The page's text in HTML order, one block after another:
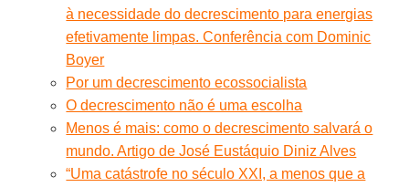
à necessidade do decrescimento para energias
efetivamente limpas. Conferência com Dominic
Boyer
Por um decrescimento ecossocialista
O decrescimento não é uma escolha
Menos é mais: como o decrescimento salvará o
mundo. Artigo de José Eustáquio Diniz Alves
“Uma catástrofe no século XXI, a menos que a